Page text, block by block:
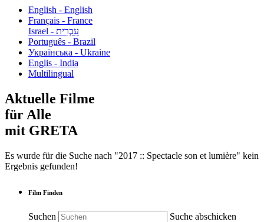
English - English
Français - France
עִבְרִית - Israel
Português - Brazil
Українська - Ukraine
Englis - India
Multilingual
Aktuelle Filme
für Alle
mit GRETA
Es wurde für die Suche nach "2017 :: Spectacle son et lumière" kein
Ergebnis gefunden!
Film Finden
Suchen Suche abschicken